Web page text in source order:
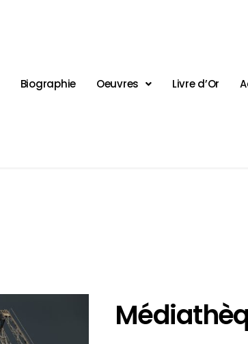
Biographie Oeuvres Livre d’Or